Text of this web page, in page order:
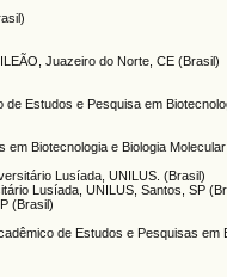
Juazeiro do Norte, CE (Brasil)
de Estudos e Pesquisa em
em Biotecnologia e Biologia
Lusíada, UNILUS. (Brasil)
Lusíada, UNILUS, Santos, SP
(Brasil)
de Estudos e Pesquisas em